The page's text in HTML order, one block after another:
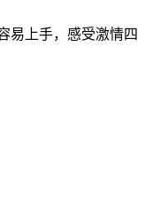
易上手，感受激情四